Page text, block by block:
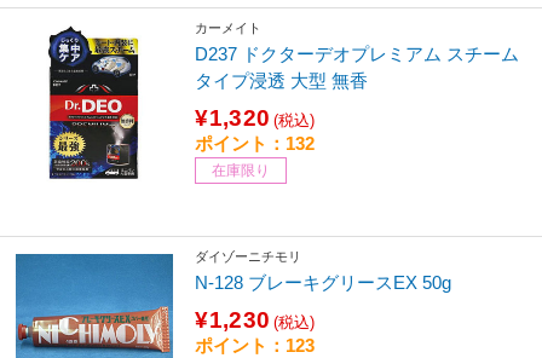
カーメイト
D237 ドクターデオプレミアム スチーム
タイプ浸透 大型 無香
¥1,320 (税込)
ポイント：132
在庫限り
ダイゾーニチモリ
N-128 ブレーキグリースEX 50g
¥1,230 (税込)
ポイント：123